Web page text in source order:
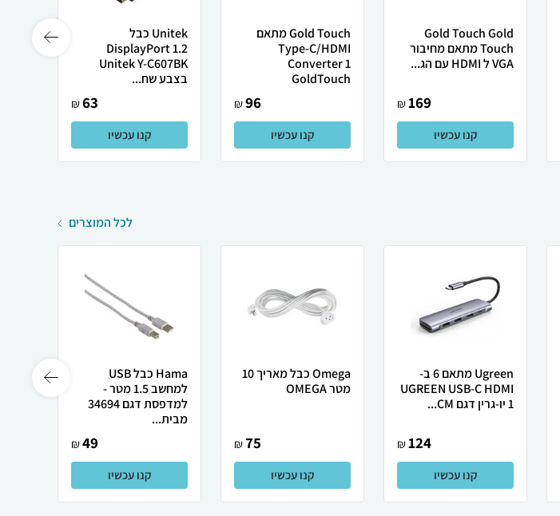
Gold Touch Gold
Touch מתאם מחיבור
VGA ל HDMI עם הג...
169
₪
קנו עכשיו
Gold Touch מתאם
Type-C/HDMI
Converter 1
GoldTouch
96
₪
קנו עכשיו
Unitek כבל
DisplayPort 1.2
Unitek Y-C607BK
בצבע שח...
63
₪
קנו עכשיו
לכל המוצרים
Ugreen מתאם 6 ב-
UGREEN USB-C HDMI
1 יו-גרין דגם CM...
124
₪
קנו עכשיו
Omega כבל מאריך 10
מטר OMEGA
75
₪
קנו עכשיו
Hama כבל USB
למחשב 1.5 מטר -
למדפסת דגם 34694
מבית...
49
₪
קנו עכשיו